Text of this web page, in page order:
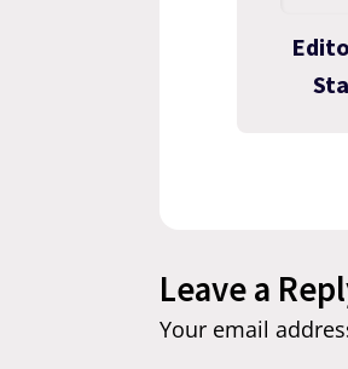
Leave a
Your email